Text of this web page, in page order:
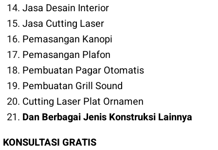
Jasa Desain Interior
Jasa Cutting Laser
Pemasangan Kanopi
Pemasangan Plafon
Pembuatan Pagar Otomatis
Pembuatan Grill Sound
Cutting Laser Plat Ornamen
Dan Berbagai Jenis Konstruksi Lainnya
KONSULTASI GRATIS